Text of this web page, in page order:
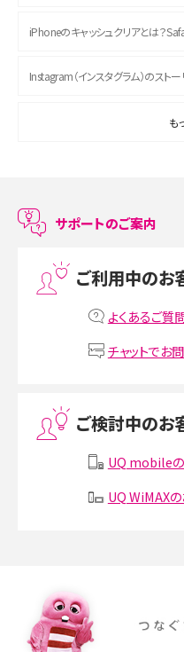
iPhoneのキャッシュクリアとは？
Instagram（インスタグラム）のス
ASMRとは？初心者向けの代表ジャ
LINEで友だちを削除する方法は？
MNOとは？MVNOやMVNEとの違いや
VPN接続とは？仕組みや必要性、メ
Instagram（インスタグラム）でスク
SMSとは？料金やできること、注
iPhone 16eとiPhone SE（第3世代
iPhone 16eとiPhone 14を徹底比較
も
サポートのご案内
ご利用中のお
よくあるご質
チャットでお
ご検討中のお
UQ mobileの
UQ WiMAXの